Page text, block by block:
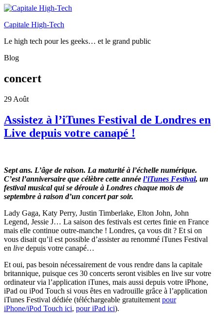
Capitale High-Tech
Le high tech pour les geeks… et le grand public
Blog
concert
29 Août
Assistez à l’iTunes Festival de Londres en
Live depuis votre canapé !
Sept ans. L’âge de raison. La maturité à l’échelle numérique.
C’est l’anniversaire que célèbre cette année l’iTunes Festival, un
festival musical qui se déroule à Londres chaque mois de
septembre à raison d’un concert par soir.
Lady Gaga, Katy Perry, Justin Timberlake, Elton John, John
Legend, Jessie J… La saison des festivals est certes finie en France
mais elle continue outre-manche ! Londres, ça vous dit ? Et si on
vous disait qu’il est possible d’assister au renommé iTunes Festival
en live depuis votre canapé…
Et oui, pas besoin nécessairement de vous rendre dans la capitale
britannique, puisque ces 30 concerts seront visibles en live sur votre
ordinateur via l’application iTunes, mais aussi depuis votre iPhone,
iPad ou iPod Touch si vous êtes en vadrouille grâce à l’application
iTunes Festival dédiée (téléchargeable gratuitement pour
iPhone/iPod Touch ici, pour iPad ici).